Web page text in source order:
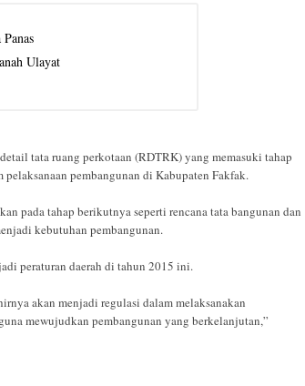
Ulayat
tata ruang perkotaan (RDTRK) yang memasuki tahap
pembangunan di Kabupaten Fakfak.
pada tahap berikutnya seperti rencana tata bangunan dan
kebutuhan pembangunan.
peraturan daerah di tahun 2015 ini.
akan menjadi regulasi dalam melaksanakan
mewujudkan pembangunan yang berkelanjutan,”